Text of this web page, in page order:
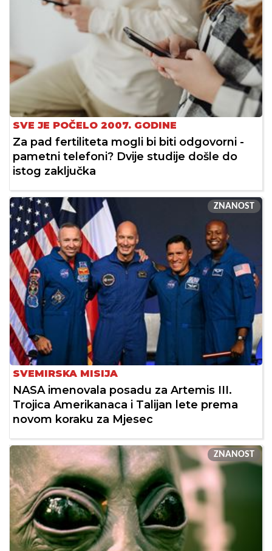
SVE JE POČELO 2007. GODINE
Za pad fertiliteta mogli bi biti odgovorni -
pametni telefoni? Dvije studije došle do
istog zaključka
ZNANOST
SVEMIRSKA MISIJA
NASA imenovala posadu za Artemis III.
Trojica Amerikanaca i Talijan lete prema
novom koraku za Mjesec
ZNANOST